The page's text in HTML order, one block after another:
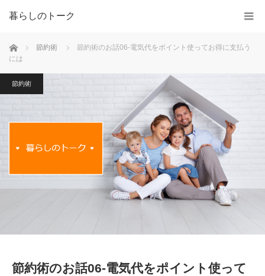
暮らしのトーク
ホーム 節約術
節約術のお話06-電気代をポイント使ってお得に支払う
には
節約術
節約術のお話06-電気代をポイント使って